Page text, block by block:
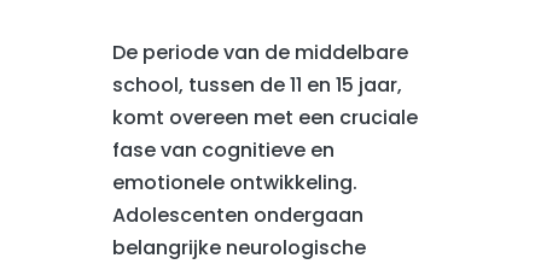
De periode van de middelbare
school, tussen de 11 en 15 jaar,
komt overeen met een cruciale
fase van cognitieve en
emotionele ontwikkeling.
Adolescenten ondergaan
belangrijke neurologische